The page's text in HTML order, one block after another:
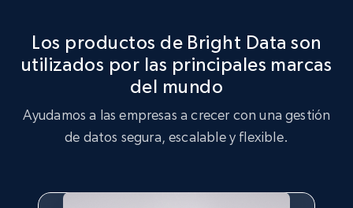
Comprar ahora
tendencias clave y preferencias de los clientes.
Los productos de Bright Data son
utilizados por las principales marcas
del mundo
Ayudamos a las empresas a crecer con una gestión
de datos segura, escalable y flexible.